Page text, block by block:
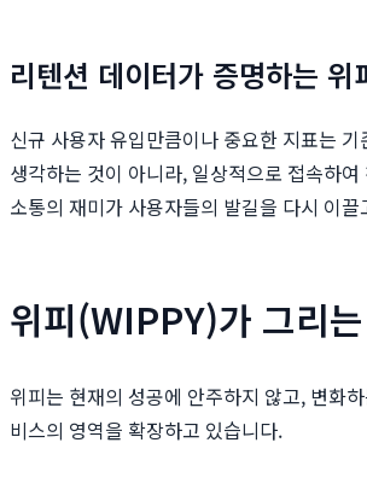
리텐션 데이터가 증명하는 위
신규 사용자 유입만큼이나 중요한 지표는
생각하는 것이 아니라, 일상적으로 접속하
소통의 재미가 사용자들의 발길을 다시 이
위피(WIPPY)가 그리
위피는 현재의 성공에 안주하지 않고, 변화
비스의 영역을 확장하고 있습니다.